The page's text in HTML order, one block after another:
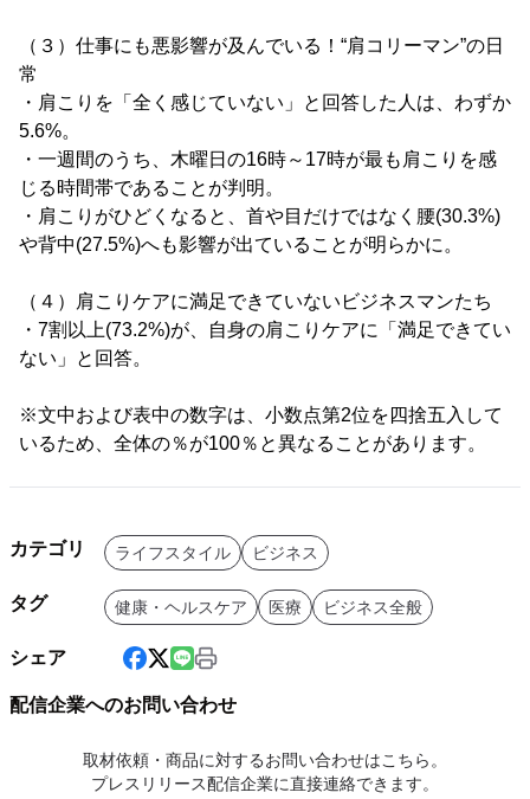
（３）仕事にも悪影響が及んでいる！“肩コリーマン”の日
常
・肩こりを「全く感じていない」と回答した人は、わずか
5.6%。
・一週間のうち、木曜日の16時～17時が最も肩こりを感
じる時間帯であることが判明。
・肩こりがひどくなると、首や目だけではなく腰(30.3%)
や背中(27.5%)へも影響が出ていることが明らかに。
（４）肩こりケアに満足できていないビジネスマンたち
・7割以上(73.2%)が、自身の肩こりケアに「満足できてい
ない」と回答。
※文中および表中の数字は、小数点第2位を四捨五入して
いるため、全体の％が100％と異なることがあります。
カテゴリ ライフスタイル ビジネス
タグ 健康・ヘルスケア 医療 ビジネス全般
シェア
配信企業へのお問い合わせ
取材依頼・商品に対するお問い合わせはこちら。
プレスリリース配信企業に直接連絡できます。